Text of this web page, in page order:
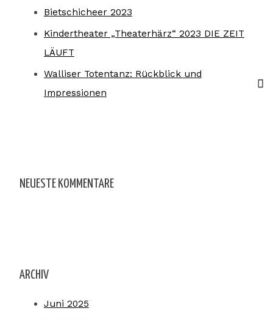
Bietschicheer 2023
Kindertheater „Theaterhärz“ 2023 DIE ZEIT
LÄUFT
Walliser Totentanz: Rückblick und
Impressionen
NEUESTE KOMMENTARE
ARCHIV
Juni 2025